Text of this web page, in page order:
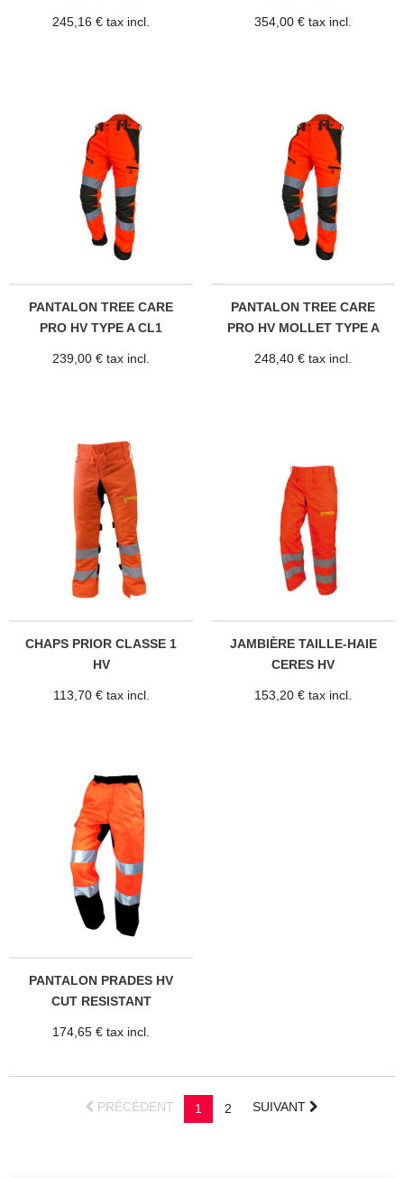
245,16 € tax incl. 354,00 € tax incl.
PANTALON TREE CARE
PRO HV TYPE A CL1
239,00 € tax incl.
PANTALON TREE CARE
PRO HV MOLLET TYPE A
248,40 € tax incl.
CHAPS PRIOR CLASSE 1
HV
113,70 € tax incl.
JAMBIÈRE TAILLE-HAIE
CERES HV
153,20 € tax incl.
PANTALON PRADES HV
CUT RESISTANT
174,65 € tax incl.
PRÉCÉDENT 1 2 SUIVANT